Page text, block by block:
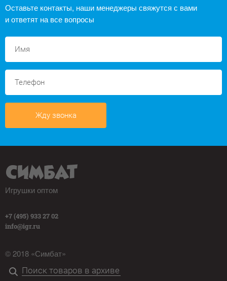
Оставьте контакты, наши менеджеры свяжутся с вами
и ответят на все вопросы
Жду звонка
Игрушки оптом
+7 (495) 933 27 02
info@igr.ru
© 2018 «Симбат»